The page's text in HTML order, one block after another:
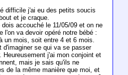
difficile j'ai eu des petits soucis
et je craque.
accouché le 11/05/09 et on ne
l'on va devoir opéré notre bébé :
un mois, soit entre 4 et 6 mois.
d'imaginer se qui va se passer
Heureusement j'ai mon conjoint et
mais je sais qu'ils ne
de la même manière que moi, et